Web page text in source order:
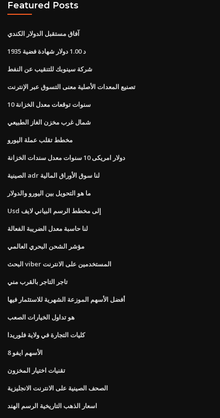
Featured Posts
آفاق مستقبل الدولار الكندي
1935 د 1.00 دولار شهادة فضية
شركة سينوبك للتنقيب عن النفط
تصنيع المعدات الأصلية معنى التسوق عبر الإنترنت
10 سنوات توقعات معدل الخزانة
شمال غرب مخزن الغاز الطبيعي
مخطط تقلب عملة اليورو
دولار امريكى 10 سنوات معدل سندات الخزانة
الصينية adr لنا سوق الأوراق المالية
ما هو التحويل بين اليورو والدولار
Usd إلى مخطط الرسم البياني لايف
لنا حاسبة معدل الضريبة الفعالة
مؤشر الشحن البحري العالمي
البحث viber المستخدمين على الانترنت
تاجر التاجر بالقرب مني
أفضل الأسهم الموزعة الشهرية للاستثمار فيها
هو تداول الخيارات الصعب
كليات التجارة في ولاية فلوريدا
الأسهم ايفو 8
تقنيات اختيار المخزون
الصحف الصينية على الانترنت الانجليزية
اسعار الذهب التاريخية الرسم الهند